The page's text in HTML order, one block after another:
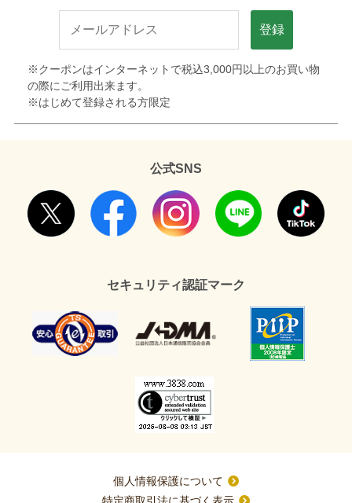
登録
※クーポンはインターネットで税込3,000円以上のお買い物
の際にご利用出来ます。
※はじめて登録される方限定
公式SNS
セキュリティ認証マーク
個人情報保護について